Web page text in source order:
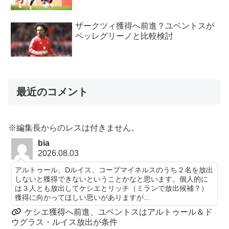
ザークツィ獲得へ前進？ユベントスが
ペッレグリーノと比較検討
最近のコメント
※編集長からのレスは付きません。
bia
2026.08.03
アルトゥール、Dルイス、コープマイネルスのうち２名を放出
しないと獲得できないということかなと思います。個人的に
は３人とも放出してケシエとリッチ（ミランで放出候補？）
獲得に向かってほしい思いがありますが...
ケシエ獲得へ前進、ユベントスはアルトゥール＆ド
ウグラス・ルイス放出が条件